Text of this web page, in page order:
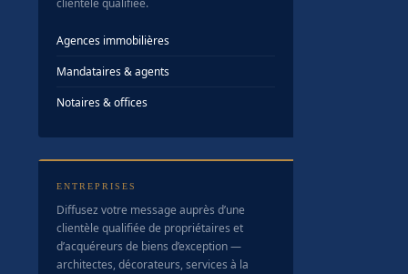
clientèle qualifiée.
Agences immobilières
Mandataires & agents
Notaires & offices
ENTREPRISES
Diffusez votre message auprès d’une
clientèle qualifiée de propriétaires et
d’acquéreurs de biens d’exception —
architectes, décorateurs, services à la